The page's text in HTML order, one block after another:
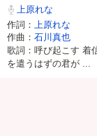
上原れな
作詞：
上原れな
作曲： 石川真也
歌詞：呼び起こす 着
を遣うはずの君が ...